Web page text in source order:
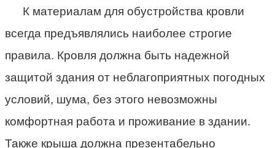
К материалам для обустройства кровли
всегда предъявлялись наиболее строгие
правила. Кровля должна быть надежной
защитой здания от неблагоприятных погодных
условий, шума, без этого невозможны
комфортная работа и проживание в здании.
Также крыша должна презентабельно